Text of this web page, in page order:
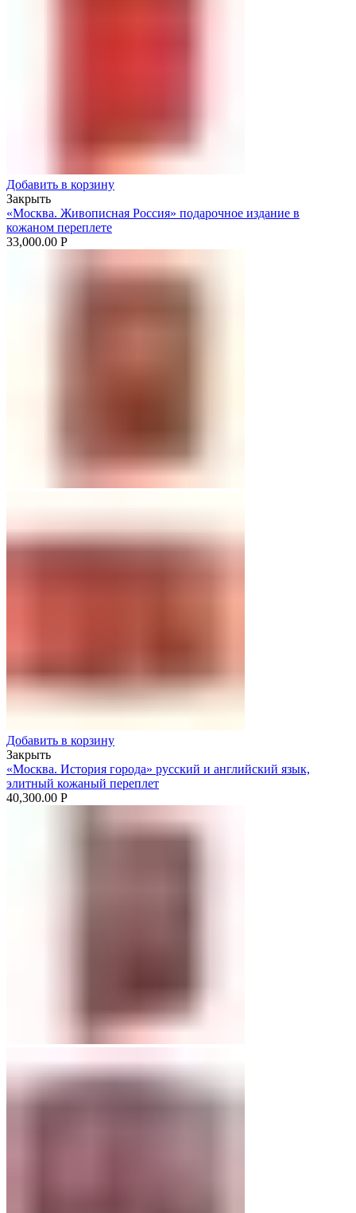
Добавить в корзину
Закрыть
«Москва. Живописная Россия» подарочное издание в
кожаном переплете
33,000.00 Р
Добавить в корзину
Закрыть
«Москва. История города» русский и английский язык,
элитный кожаный переплет
40,300.00 Р